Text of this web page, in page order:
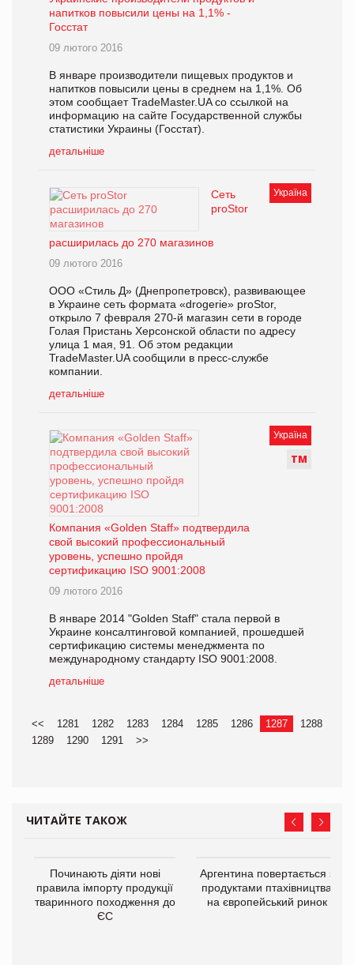
напитков повысили цены на 1,1% -
Госстат
09 лютого 2016
В январе производители пищевых продуктов и
напитков повысили цены в среднем на 1,1%. Об
этом сообщает TradeMaster.UA со ссылкой на
информацию на сайте Государственной службы
статистики Украины (Госстат).
детальніше
Україна
Сеть
proStor
расширилась до 270 магазинов
09 лютого 2016
ООО «Стиль Д» (Днепропетровск), развивающее
в Украине сеть формата «drogerie» proStor,
открыло 7 февраля 270-й магазин сети в городе
Голая Пристань Херсонской области по адресу
улица 1 мая, 91. Об этом редакции
TradeMaster.UA сообщили в пресс-службе
компании.
детальніше
Україна
ТМ
Компания «Golden Staff» подтвердила
свой высокий профессиональный
уровень, успешно пройдя
сертификацию ISO 9001:2008
09 лютого 2016
В январе 2014 "Golden Staff" стала первой в
Украине консалтинговой компанией, прошедшей
сертификацию системы менеджмента по
международному стандарту ISO 9001:2008.
детальніше
<< 1281 1282 1283 1284 1285 1286 1287
1288
1289
1290 1291 >>
ЧИТАЙТЕ ТАКОЖ
Починають діяти нові
правила імпорту продукції
тваринного походження до
ЄС
Аргентина повертається з
продуктами птахівництва
на європейський ринок